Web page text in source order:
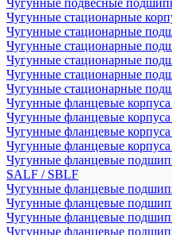
Чугунные подвесные
Чугунные стационарные
Чугунные стационарные
Чугунные стационарные
Чугунные стационарные
Чугунные стационарные
Чугунные стационарные
Чугунные фланцевые
Чугунные фланцевые
Чугунные фланцевые
Чугунные фланцевые
Чугунные фланцевые
SALF / SBLF
Чугунные фланцевые
Чугунные фланцевые
Чугунные фланцевые
Чугунные фланцевые